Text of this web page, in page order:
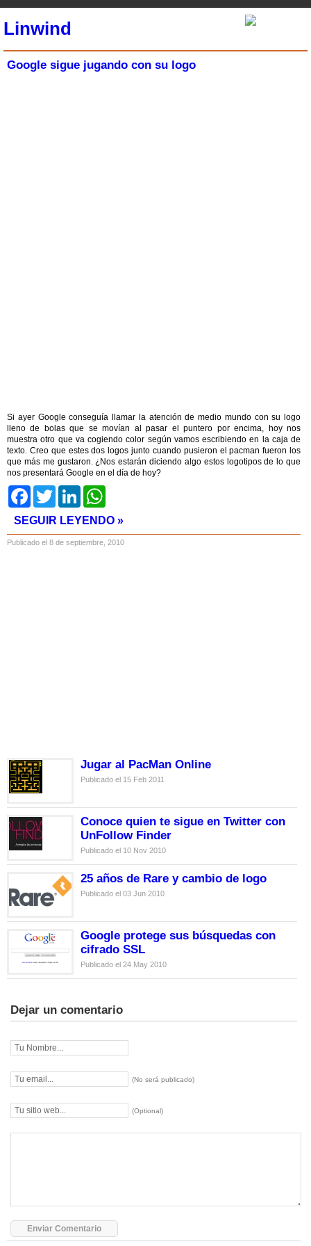
Linwind
Google sigue jugando con su logo
Si ayer Google conseguía llamar la atención de medio mundo con su logo
lleno de bolas que se movían al pasar el puntero por encima, hoy nos
muestra otro que va cogiendo color según vamos escribiendo en la caja de
texto. Creo que estes dos logos junto cuando pusieron el pacman fueron los
que más me gustaron. ¿Nos estarán diciendo algo estos logotipos de lo que
nos presentará Google en el día de hoy?
FacebookTwitter LinkedIn
SEGUIR LEYENDO »
Publicado el 8 de septiembre, 2010
Jugar al PacMan Online
Publicado el 15 Feb 2011
Conoce quien te sigue en Twitter con
UnFollow Finder
Publicado el 10 Nov 2010
25 años de Rare y cambio de logo
Publicado el 03 Jun 2010
Google protege sus búsquedas con
cifrado SSL
Publicado el 24 May 2010
Dejar un comentario
(No será publicado)
(Optional)